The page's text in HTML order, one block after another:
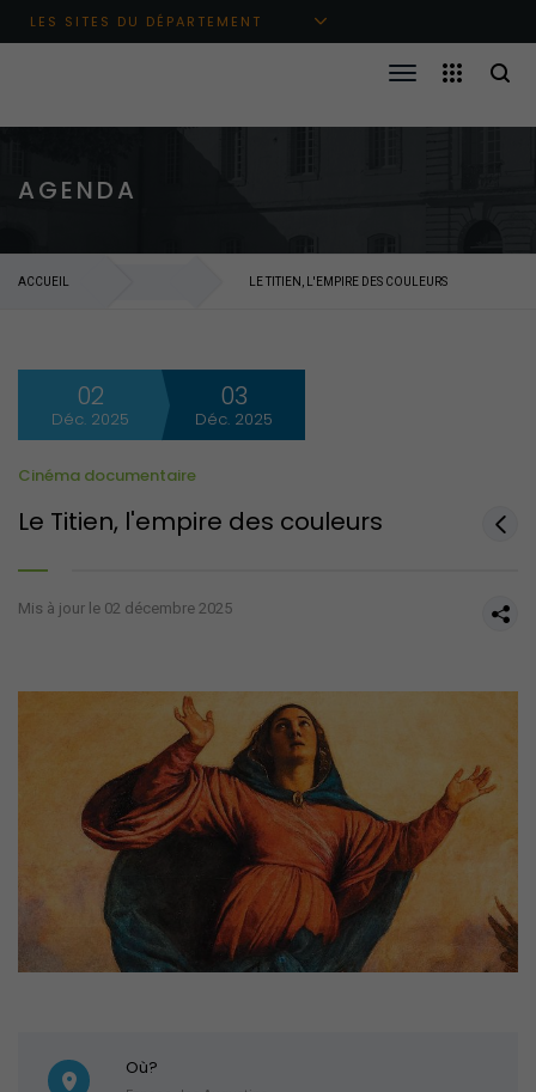
Aller au menu principal
Aller au contenu
Aller à la recherche
LES SITES DU DÉPARTEMENT
AGENDA
ACCUEIL LE TITIEN, L'EMPIRE DES COULEURS
02
Déc. 2025
03
Déc. 2025
Cinéma documentaire
Le Titien, l'empire des couleurs
Mis à jour le 02 décembre 2025
Où?